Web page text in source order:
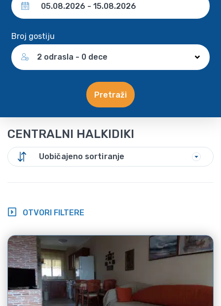
Broj gostiju
2 odrasla - 0 dece
Pretraži
CENTRALNI HALKIDIKI
Uobičajeno sortiranje
OTVORI FILTERE